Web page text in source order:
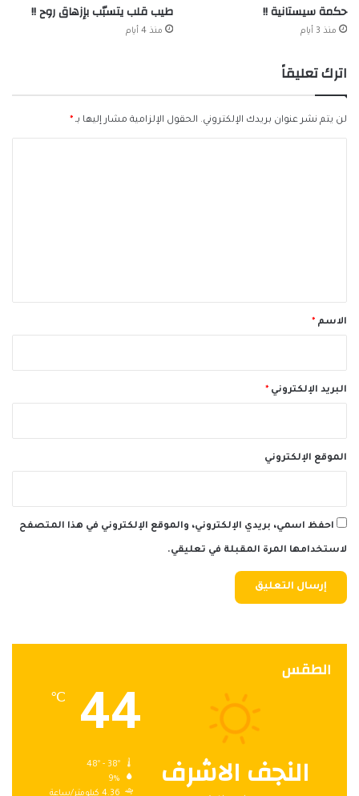
حكمة سيستانية !!
منذ 3 أيام
طيب قلب يتسبّب بإزهاق روح !!
منذ 4 أيام
اترك تعليقاً
لن يتم نشر عنوان بريدك الإلكتروني. الحقول الإلزامية مشار إليها بـ *
*الاسم *
البريد الإلكتروني *
الموقع الإلكتروني
احفظ اسمي، بريدي الإلكتروني، والموقع الإلكتروني في هذا المتصفح
لاستخدامها المرة المقبلة في تعليقي.
الطقس
النجف الاشرف
44
℃
9%
4.36 كيلومتر/ساعة